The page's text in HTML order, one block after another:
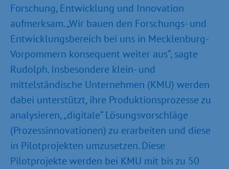
Forschung, Entwicklung und Innovation
aufmerksam. „Wir bauen den Forschungs- und
Entwicklungsbereich bei uns in Mecklenburg-
Vorpommern konsequent weiter aus“, sagte
Rudolph. Insbesondere klein- und
mittelständische Unternehmen (KMU) werden
dabei unterstützt, ihre Produktionsprozesse zu
analysieren, „digitale“ Lösungsvorschläge
(Prozessinnovationen) zu erarbeiten und diese
in Pilotprojekten umzusetzen. Diese
Pilotprojekte werden bei KMU mit bis zu 50